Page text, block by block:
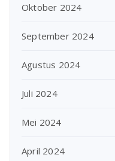
Oktober 2024
September 2024
Agustus 2024
Juli 2024
Mei 2024
April 2024